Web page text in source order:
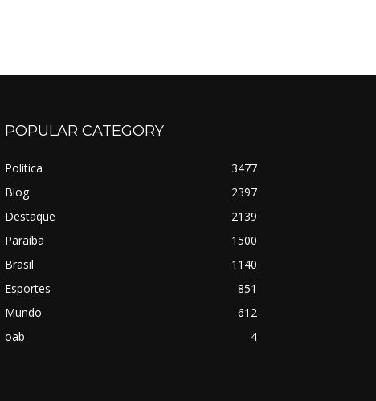
POPULAR CATEGORY
Política
3477
Blog
2397
Destaque
2139
Paraíba
1500
Brasil
1140
Esportes
851
Mundo
612
oab
4